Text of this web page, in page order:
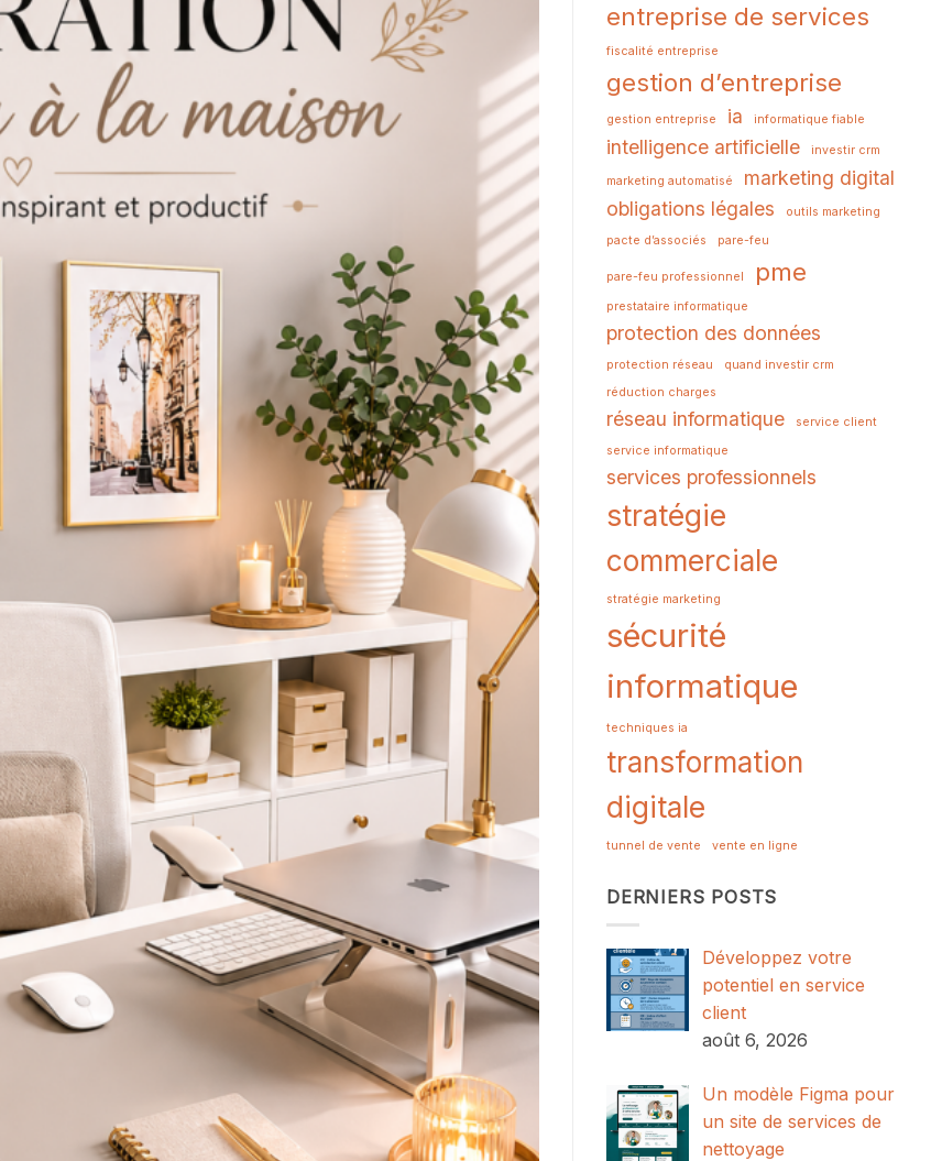
entreprise de services
fiscalité entreprise
gestion d’entreprise
gestion entreprise ia informatique fiable
intelligence artificielle investir crm
marketing automatisé
marketing digital
obligations légales
outils marketing
pacte d’associés
pare-feu
pare-feu professionnel pme
prestataire informatique
protection des données
protection réseau
quand investir crm
réduction charges
réseau informatique
service client
service informatique
services professionnels
stratégie
commerciale
stratégie marketing
sécurité
informatique
techniques ia
transformation
digitale
tunnel de vente vente en ligne
DERNIERS POSTS
Développez votre
potentiel en service
client
août 6, 2026
Un modèle Figma pour
un site de services de
nettoyage